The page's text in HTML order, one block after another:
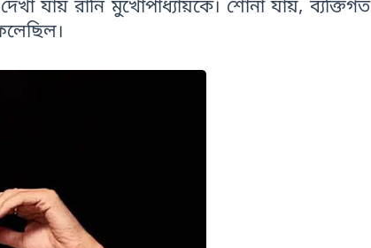
যায় রানি মুখোপাধ্যায়কে। শোনা যায়, ব্যক্তিগত